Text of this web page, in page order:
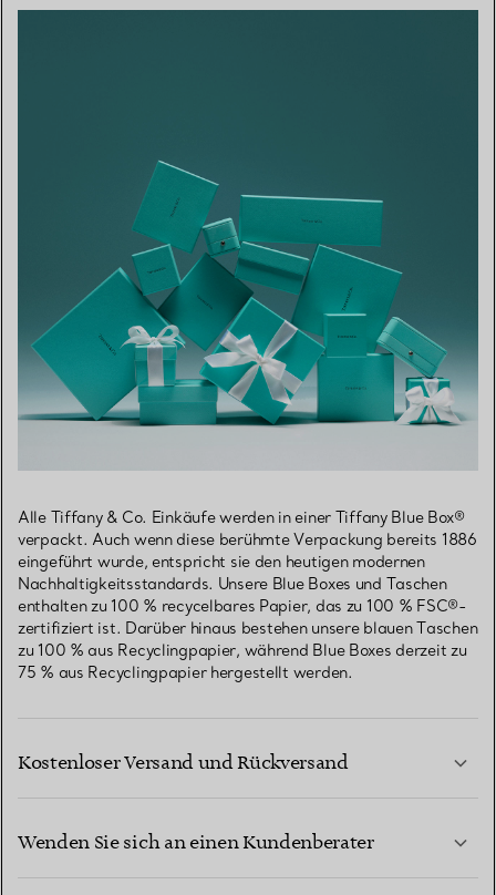
Alle Tiffany & Co. Einkäufe werden in einer Tiffany Blue Box®
verpackt. Auch wenn diese berühmte Verpackung bereits 1886
eingeführt wurde, entspricht sie den heutigen modernen
Nachhaltigkeitsstandards. Unsere Blue Boxes und Taschen
enthalten zu 100 % recycelbares Papier, das zu 100 % FSC®-
zertifiziert ist. Darüber hinaus bestehen unsere blauen Taschen
zu 100 % aus Recyclingpapier, während Blue Boxes derzeit zu
75 % aus Recyclingpapier hergestellt werden.
Kostenloser Versand und Rückversand
Wenden Sie sich an einen Kundenberater